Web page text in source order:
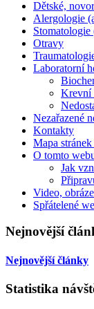
Dětské,
Alergologie
Stomatologie
Otravy
Laboratorní
Krevní
Nezařazené
Kontakty
Mapa
O tomto
Jak
Video,
Spřátelené
Nejnovější
Nejnovější články
Statistika